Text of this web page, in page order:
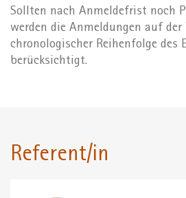
Sollten nach Anmeldefrist noch
werden die Anmeldungen auf
chronologischer Reihenfolge des
berücksichtigt.
Referent/in